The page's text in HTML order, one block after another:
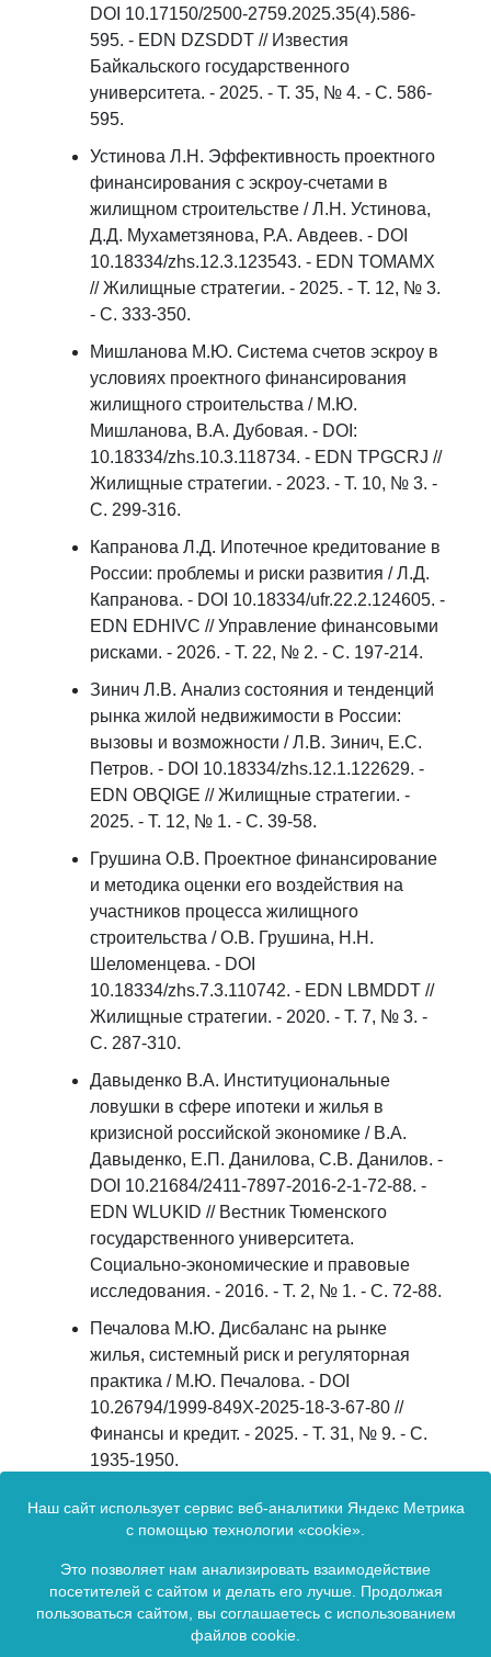
DOI 10.17150/2500-2759.2025.35(4).586-
595. - EDN DZSDDT // Известия
Байкальского государственного
университета. - 2025. - Т. 35, № 4. - С. 586-
595.
Устинова Л.Н. Эффективность проектного
финансирования с эскроу-счетами в
жилищном строительстве / Л.Н. Устинова,
Д.Д. Мухаметзянова, Р.А. Авдеев. - DOI
10.18334/zhs.12.3.123543. - EDN TOMAMX
// Жилищные стратегии. - 2025. - Т. 12, № 3.
- С. 333-350.
Мишланова М.Ю. Система счетов эскроу в
условиях проектного финансирования
жилищного строительства / М.Ю.
Мишланова, В.А. Дубовая. - DOI:
10.18334/zhs.10.3.118734. - EDN TPGCRJ //
Жилищные стратегии. - 2023. - Т. 10, № 3. -
С. 299-316.
Капранова Л.Д. Ипотечное кредитование в
России: проблемы и риски развития / Л.Д.
Капранова. - DOI 10.18334/ufr.22.2.124605. -
EDN EDHIVC // Управление финансовыми
рисками. - 2026. - Т. 22, № 2. - С. 197-214.
Зинич Л.В. Анализ состояния и тенденций
рынка жилой недвижимости в России:
вызовы и возможности / Л.В. Зинич, Е.С.
Петров. - DOI 10.18334/zhs.12.1.122629. -
EDN OBQIGE // Жилищные стратегии. -
2025. - Т. 12, № 1. - С. 39-58.
Грушина О.В. Проектное финансирование
и методика оценки его воздействия на
участников процесса жилищного
строительства / О.В. Грушина, Н.Н.
Шеломенцева. - DOI
10.18334/zhs.7.3.110742. - EDN LBMDDT //
Жилищные стратегии. - 2020. - Т. 7, № 3. -
C. 287-310.
Давыденко В.А. Институциональные
ловушки в сфере ипотеки и жилья в
кризисной российской экономике / В.А.
Давыденко, Е.П. Данилова, С.В. Данилов. -
DOI 10.21684/2411-7897-2016-2-1-72-88. -
EDN WLUKID // Вестник Тюменского
государственного университета.
Социально-экономические и правовые
исследования. - 2016. - Т. 2, № 1. - С. 72-88.
Печалова М.Ю. Дисбаланс на рынке
жилья, системный риск и регуляторная
практика / М.Ю. Печалова. - DOI
10.26794/1999-849X-2025-18-3-67-80 //
Финансы и кредит. - 2025. - Т. 31, № 9. - С.
1935-1950.
доступности жилья / В.В. Иваницкий. - DOI
SBLEAA // Экономика региона. - 2024. - Т.
20, № 3. - С. 851-866.
Наш сайт использует сервис веб-аналитики Яндекс Метрика
с помощью технологии «cookie».
Это позволяет нам анализировать взаимодействие
посетителей с сайтом и делать его лучше. Продолжая
пользоваться сайтом, вы соглашаетесь с использованием
файлов cookie.